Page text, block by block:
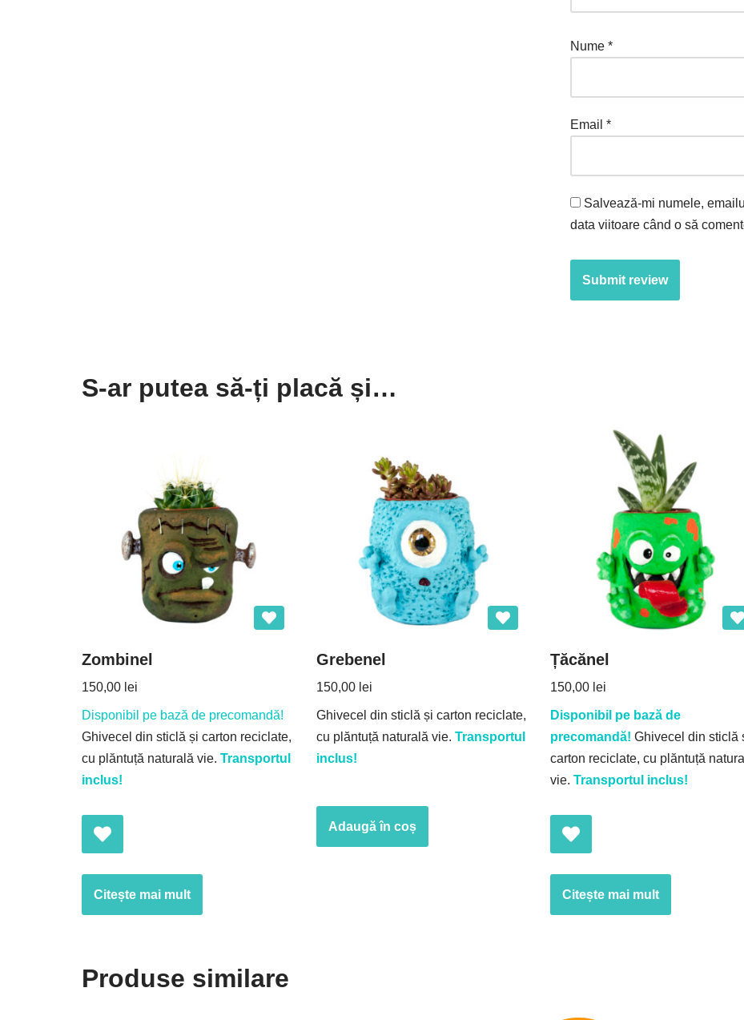
Nume *
Email *
Salvează-mi numele,
data viitoare când o să
S-ar putea să-ți placă și…
Zombinel
150,00 lei
Disponibil pe bază de precomandă!
Ghivecel din sticlă și carton reciclate,
cu plăntuță naturală vie. Transportul
inclus!
Citește mai mult
Grebenel
150,00 lei
Ghivecel din sticlă și carton reciclate,
cu plăntuță naturală vie. Transportul
inclus!
Adaugă în coș
Țăcănel
150,00 lei
Disponibil pe bază de
precomandă! Ghivecel din sticlă
carton reciclate, cu plăntuță
vie. Transportul inclus!
Citește mai mult
Produse similare